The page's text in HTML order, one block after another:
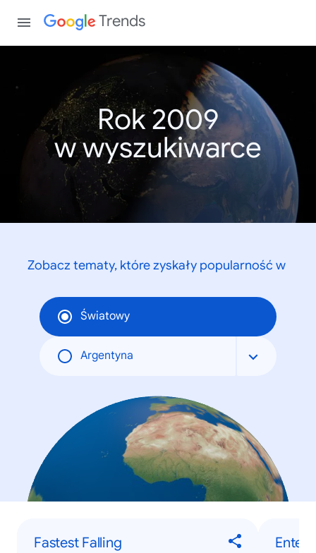
Trends
Rok 2009
w wyszukiwarce
Zobacz tematy, które zyskały popularność w
Światowy
Argentyna
Fastest Falling